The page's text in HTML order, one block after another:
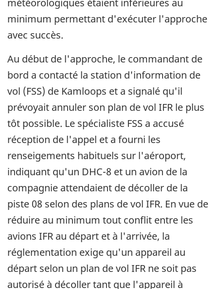
météorologiques étaient inférieures au
minimum permettant d'exécuter l'approche
avec succès.
Au début de l'approche, le commandant de
bord a contacté la station d'information de
vol (FSS) de Kamloops et a signalé qu'il
prévoyait annuler son plan de vol IFR le plus
tôt possible. Le spécialiste FSS a accusé
réception de l'appel et a fourni les
renseigements habituels sur l'aéroport,
indiquant qu'un DHC-8 et un avion de la
compagnie attendaient de décoller de la
piste 08 selon des plans de vol IFR. En vue de
réduire au minimum tout conflit entre les
avions IFR au départ et à l'arrivée, la
réglementation exige qu'un appareil au
départ selon un plan de vol IFR ne soit pas
autorisé à décoller tant que l'appareil à